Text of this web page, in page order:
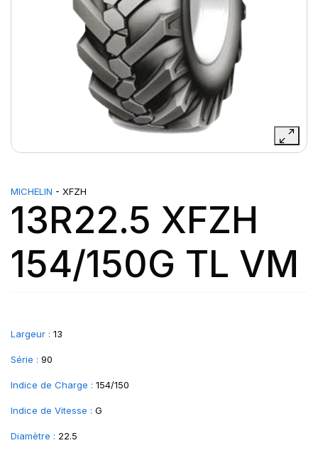
MICHELIN - XFZH
13R22.5 XFZH
154/150G TL VM
Largeur : 13
Série : 90
Indice de Charge : 154/150
Indice de Vitesse : G
Diamètre : 22.5